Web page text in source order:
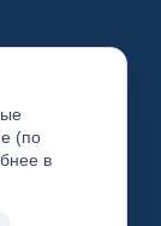
(по
в